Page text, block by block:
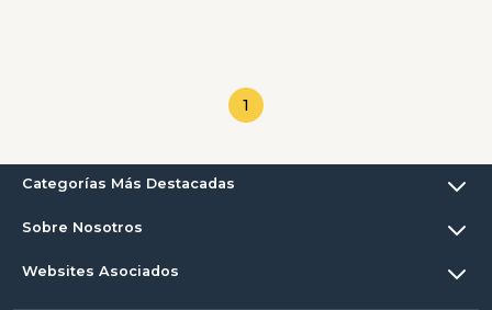
1
Categorías Más Destacadas
Sobre Nosotros
Websites Asociados